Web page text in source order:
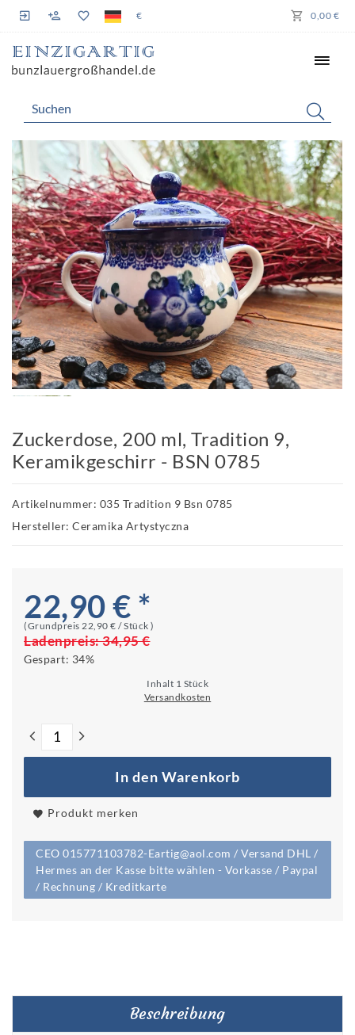
€ 0,00 €
Zuckerdose, 200 ml, Tradition 9,
Keramikgeschirr - BSN 0785
Artikelnummer: 035 Tradition 9 Bsn 0785
Hersteller: Ceramika Artystyczna
22,90 € *
(Grundpreis 22,90 € / Stück )
Ladenpreis:34,95 €
Gespart: 34%
Inhalt 1 Stück
Versandkosten
In den Warenkorb
Produkt merken
CEO 015771103782-Eartig@aol.com / Versand DHL /
Hermes an der Kasse bitte wählen - Vorkasse / Paypal
/ Rechnung / Kreditkarte
Beschreibung